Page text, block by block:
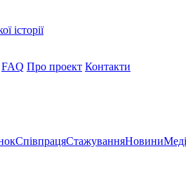
історії
FAQ Про проект Контакти
СпівпрацяСтажуванняНовини